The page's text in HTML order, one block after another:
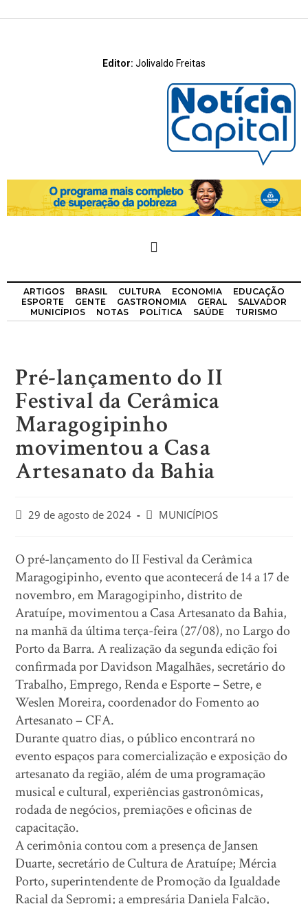
Editor: Jolivaldo Freitas
ARTIGOS BRASIL CULTURA ECONOMIA
EDUCAÇÃO
ESPORTE
GENTE GASTRONOMIA GERAL
SALVADOR
MUNICÍPIOS
NOTAS POLÍTICA SAÚDE TURISMO
Pré-lançamento do II
Festival da Cerâmica
Maragogipinho
movimentou a Casa
Artesanato da Bahia
29 de agosto de 2024 MUNICÍPIOS
O pré-lançamento do II Festival da Cerâmica
Maragogipinho, evento que acontecerá de 14 a 17 de
novembro, em Maragogipinho, distrito de
Aratuípe, movimentou a Casa Artesanato da Bahia,
na manhã da última terça-feira (27/08), no Largo do
Porto da Barra. A realização da segunda edição foi
confirmada por Davidson Magalhães, secretário do
Trabalho, Emprego, Renda e Esporte – Setre, e
Weslen Moreira, coordenador do Fomento ao
Artesanato – CFA.
Durante quatro dias, o público encontrará no
evento espaços para comercialização e exposição do
artesanato da região, além de uma programação
musical e cultural, experiências gastronômicas,
rodada de negócios, premiações e oficinas de
capacitação.
A cerimônia contou com a presença de Jansen
Duarte, secretário de Cultura de Aratuípe; Mércia
Porto, superintendente de Promoção da Igualdade
Racial da Sepromi; a empresária Daniela Falcão,